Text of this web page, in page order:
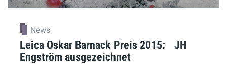
News
Leica Oskar Barnack Preis 2015: JH
Engström ausgezeichnet